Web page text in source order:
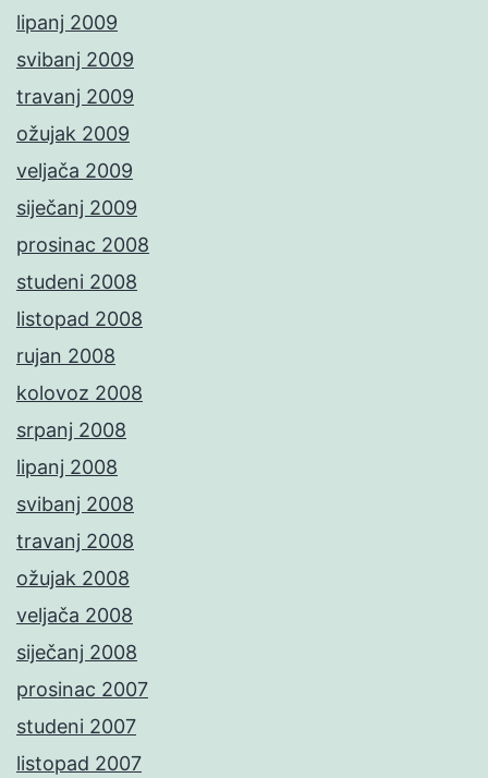
lipanj 2009
svibanj 2009
travanj 2009
ožujak 2009
veljača 2009
siječanj 2009
prosinac 2008
studeni 2008
listopad 2008
rujan 2008
kolovoz 2008
srpanj 2008
lipanj 2008
svibanj 2008
travanj 2008
ožujak 2008
veljača 2008
siječanj 2008
prosinac 2007
studeni 2007
listopad 2007